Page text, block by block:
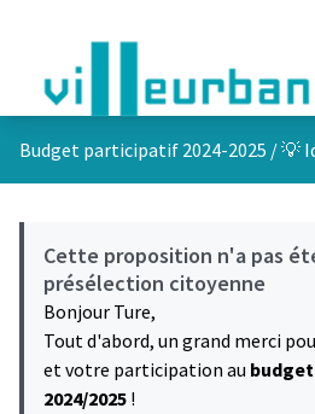
Budget participatif 2024-2025 /💡
Cette proposition n'a pas
présélection citoyenne
Bonjour Ture,
Tout d'abord, un grand merci
et votre participation au
2024/2025 !